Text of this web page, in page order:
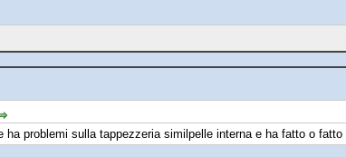
ha problemi sulla tappezzeria similpelle interna e ha fatto o